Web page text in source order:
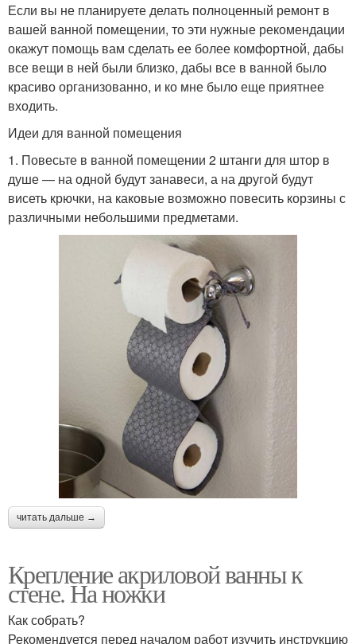
Если вы не планируете делать полноценный ремонт в
вашей ванной помещении, то эти нужные рекомендации
окажут помощь вам сделать ее более комфортной, дабы
все вещи в ней были близко, дабы все в ванной было
красиво организованно, и ко мне было еще приятнее
входить.
Идеи для ванной помещения
1. Повесьте в ванной помещении 2 штанги для штор в
душе — на одной будут занавеси, а на другой будут
висеть крючки, на каковые возможно повесить корзины с
различными небольшими предметами.
читать дальше →
Крепление акриловой ванны к
стене. На ножки
Как собрать?
Рекомендуется перед началом работ изучить инструкцию